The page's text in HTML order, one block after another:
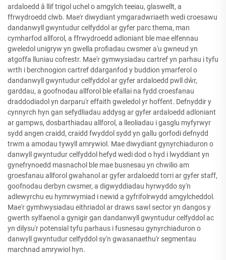
ardaloedd â llif trigol uchel o amgylch teeiau, glaswellt, a
ffrwydroedd clwb. Mae'r diwydiant ymgaradwriaeth wedi croesawu
dandanwyll gwyntudur celfyddol ar gyfer parc thema, man
cymharfod allforol, a ffrwydroedd adloniant ble mae elfennau
gweledol unigryw yn gwella profiadau cwsmer a'u gwneud yn
atgoffa lluniau cofrestr. Mae'r gymwysiadau cartref yn parhau i tyfu
wrth i berchnogion cartref ddarganfod y buddion ymarferol o
dandanwyll gwyntudur celfyddol ar gyfer ardaloedd pwll dŵr,
garddau, a goofnodau allforol ble efallai na fydd croesfanau
draddodiadol yn darparu'r effaith gweledol yr hoffent. Defnyddir y
cynnyrch hyn gan sefydliadau addysg ar gyfer ardaloedd adloniant
ar gampws, dosbarthiadau allforol, a lleoliadau i gasglu myfyrwyr
sydd angen craidd, craidd fwyddol sydd yn gallu gorfodi defnydd
trwm a amodau tywyll amrywiol. Mae diwydiant gynyrchiaduron o
danwyll gwyntudur celfyddol hefyd wedi dod o hyd i lwyddiant yn
gynefrynoedd masnachol ble mae busnesau yn chwilio am
groesfanau allforol gwahanol ar gyfer ardaloedd torri ar gyfer staff,
goofnodau derbyn cwsmer, a digwyddiadau hyrwyddo sy'n
adlewyrchu eu hymrwymiad i newid a gyfrifolrwydd amgylcheddol.
Mae'r gymhwysiadau eithriadol ar draws sawl sector yn dangos y
gwerth sylfaenol a gynigir gan dandanwyll gwyntudur celfyddol ac
yn dilysu'r potensial tyfu parhaus i fusnesau gynyrchiaduron o
danwyll gwyntudur celfyddol sy'n gwasanaethu'r segmentau
marchnad amrywiol hyn.